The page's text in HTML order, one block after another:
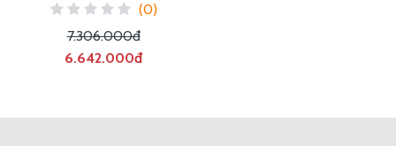
(0)
7.306.000đ
6.642.000đ